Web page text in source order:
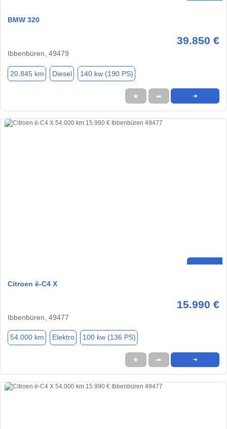
BMW 320
39.850 €
Ibbenbüren, 49479
20.845 km Diesel 140 kw (190 PS)
★ ➦ ➜
Citroen ë-C4 X
15.990 €
Ibbenbüren, 49477
54.000 km Elektro 100 kw (136 PS)
★ ➦ ➜